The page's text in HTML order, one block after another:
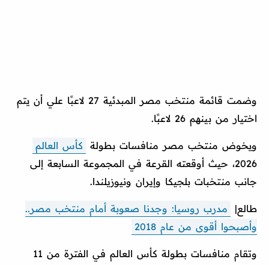
وضمت قائمة منتخب مصر المبدئية 27 لاعبًا علي أن يتم
اختيار من بينهم 26 لاعبًا.
ويخوض منتخب مصر منافسات بطولة
كأس العالم
2026، حيث أوقعته القرعة في المجموعة السابعة إلى
جانب منتخبات بلجيكا وإيران ونيوزيلندا.
طالع|
مدرب روسيا: وجدنا صعوبة أمام منتخب مصر..
وأصبحوا أقوى من عام 2018
وتقام منافسات بطولة كأس العالم في الفترة من 11